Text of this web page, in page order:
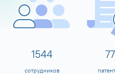
1600
сотрудников
80